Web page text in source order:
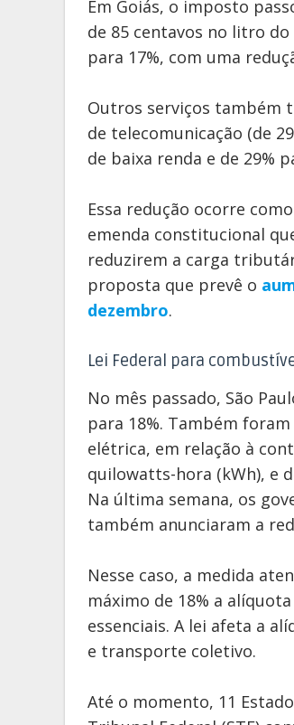
Em Goiás, o imposto
de 85 centavos no litro
para 17%, com uma
Outros serviços também
de telecomunicação (de
de baixa renda e de 29%
Essa redução ocorre
emenda constitucional
reduzirem a carga
proposta que prevê o
dezembro.
Lei Federal para
No mês passado, São
para 18%. Também
elétrica, em relação à
quilowatts-hora (kWh), e
Na última semana, os
também anunciaram a
Nesse caso, a medida
máximo de 18% a
essenciais. A lei afeta a
e transporte coletivo.
Até o momento, 11